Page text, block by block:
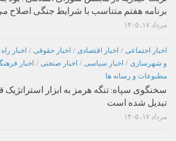
برنامه هفتم متناسب با شرایط جنگی اصلاح
مرداد ۱۷, ۱۴۰۵
اخبار اجتماعی / اخبار اقتصادی / اخبار حقوقی / اخبار
و شهرسازی / اخبار سیاسی / اخبار صنعتی / اخبار
مطبوعات و رسانه ها
سخنگوی سپاه: تنگه هرمز به ابزار استراتژیک
تبدیل شده است
مرداد ۱۷, ۱۴۰۵